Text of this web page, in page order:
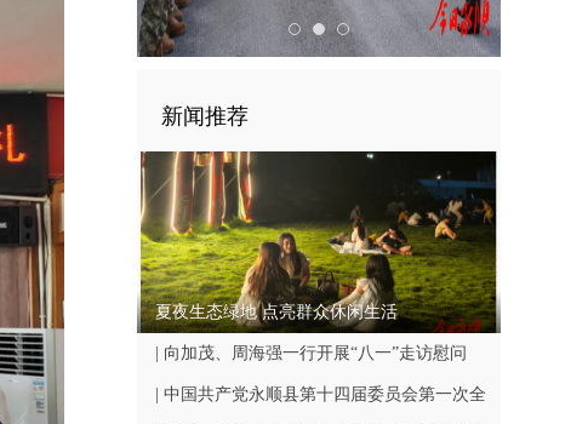
新闻推荐
夏夜生态绿地 点亮群众休闲生活
| 向加茂、周海强一行开展“八一”走访慰问
| 中国共产党永顺县第十四届委员会第一次全